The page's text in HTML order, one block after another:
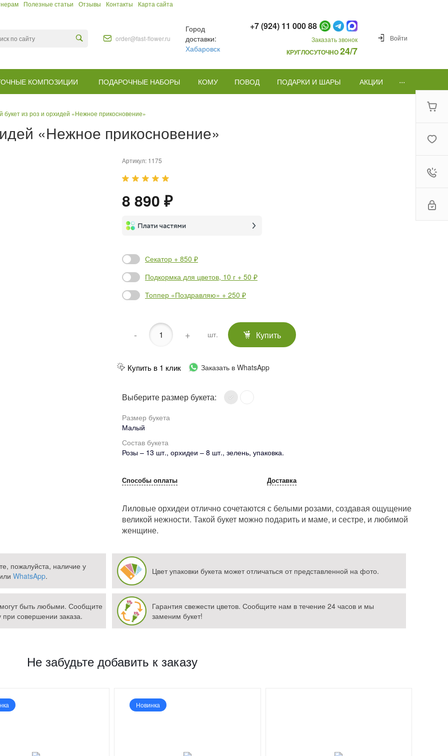
Полезные статьи Отзывы Контакты Карта сайта
order@fast-flower.ru
Город
доставки:
Хабаровск
+7 (924) 11 000 88
Заказать звонок
КРУГЛОСУТОЧНО24/7
Войти
КОМПОЗИЦИИ ПОДАРОЧНЫЕ НАБОРЫ КОМУ ПОВОД ПОДАРКИ И ШАРЫ АКЦИИ ...
букет из роз и орхидей «Нежное прикосновение»
«Нежное прикосновение»
Артикул: 1175
8 890 ₽
Секатор + 850 ₽
Подкормка для цветов, 10 г + 50 ₽
Топпер «Поздравляю» + 250 ₽
- + шт. Купить
Купить в 1 клик Заказать в WhatsApp
Выберите размер букета:
Размер букета
Малый
Состав букета
Розы – 13 шт., орхидеи – 8 шт., зелень, упаковка.
Способы оплаты Доставка
Лиловые орхидеи отлично сочетаются с белыми розами, создавая ощущение
великой нежности. Такой букет можно подарить и маме, и сестре, и любимой
женщине.
пожалуйста, наличие у
или WhatsApp. Цвет упаковки букета может отличаться от представленной на фото.
могут быть любыми. Сообщите
совершении заказа.
Гарантия свежести цветов. Сообщите нам в течение 24 часов и мы
заменим букет!
Не забудьте добавить к заказу
Новинка